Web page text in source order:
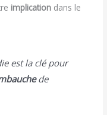
implication dans le
est la clé pour
de